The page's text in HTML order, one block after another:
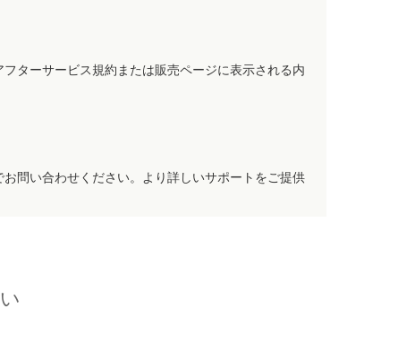
ターサービス規約または販売ページに表示される内
問い合わせください。より詳しいサポートをご提供